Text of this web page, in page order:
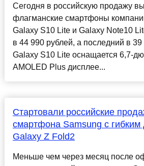
Сегодня в российскую продажу
флагманские смартфоны
Galaxy S10 Lite и Galaxy Note10
в 44 990 рублей, а последний в 39
Galaxy S10 Lite оснащается 6,7-
AMOLED Plus дисплее...
Стартовали российские
смартфона Samsung с
Galaxy Z Fold2
Меньше чем через месяц после